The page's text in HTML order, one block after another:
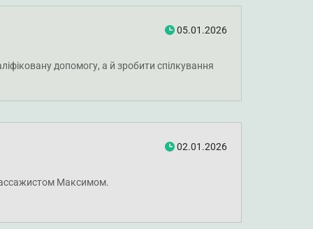
05.01.2026
допомогу, а й зробити спілкування
02.01.2026
Максимом.